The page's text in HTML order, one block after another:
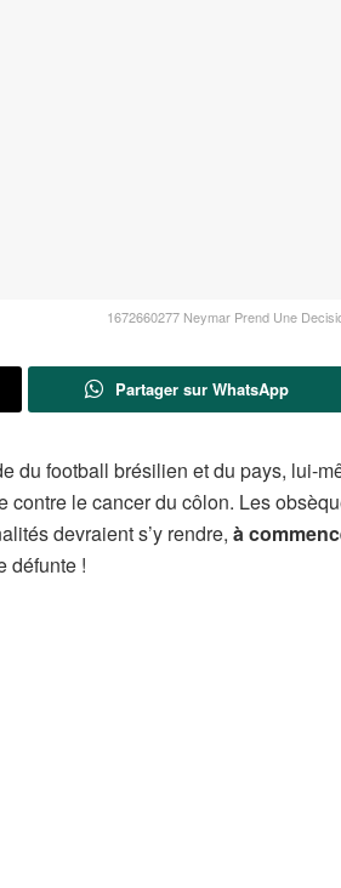
1672660277 Neymar Prend Une
Partager sur WhatsApp
du football brésilien et du pays, lui-
contre le cancer du côlon. Les
devraient s’y rendre, à
défunte !